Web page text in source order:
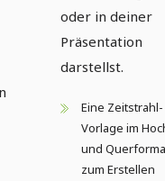
oder in deiner
Präsentation
darstellst.
Eine Zeitstrahl-
Vorlage im
und
zum Erstellen